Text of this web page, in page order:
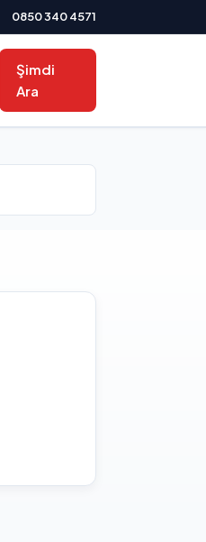
0850 340 4571
Şimdi
Ara